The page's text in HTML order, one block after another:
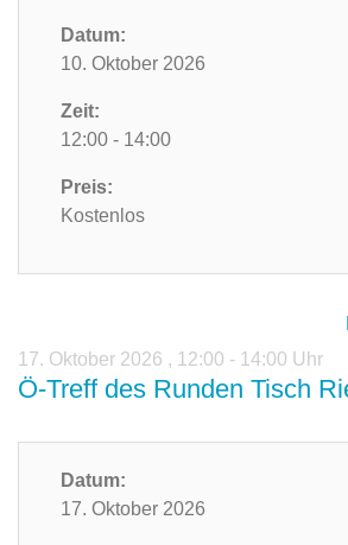
Datum:
10. Oktober 2026
Zeit:
12:00 - 14:00
Preis:
Kostenlos
17. Oktober 2026 , 12:00 - 14:00 Uhr
Ö-Treff des Runden Tisch
Datum:
17. Oktober 2026